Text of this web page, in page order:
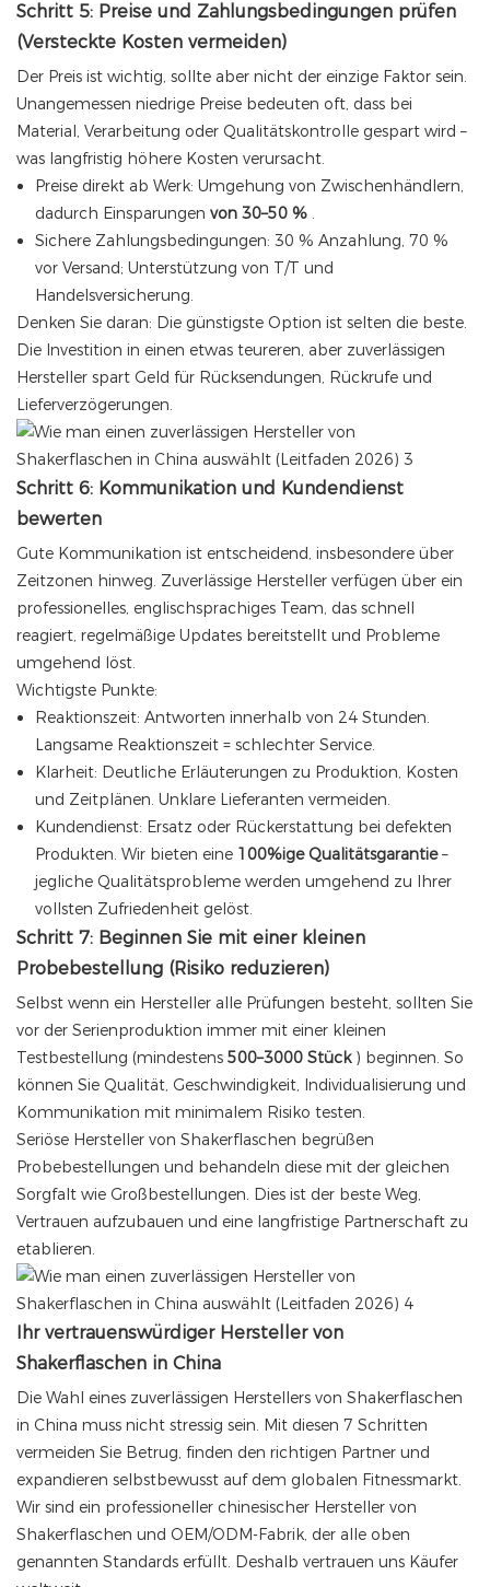
Schritt 5: Preise und Zahlungsbedingungen prüfen
(Versteckte Kosten vermeiden)
Der Preis ist wichtig, sollte aber nicht der einzige Faktor sein.
Unangemessen niedrige Preise bedeuten oft, dass bei
Material, Verarbeitung oder Qualitätskontrolle gespart wird –
was langfristig höhere Kosten verursacht.
Preise direkt ab Werk: Umgehung von Zwischenhändlern,
dadurch Einsparungen von 30–50 %.
Sichere Zahlungsbedingungen: 30 % Anzahlung, 70 %
vor Versand; Unterstützung von T/T und
Handelsversicherung.
Denken Sie daran: Die günstigste Option ist selten die beste.
Die Investition in einen etwas teureren, aber zuverlässigen
Hersteller spart Geld für Rücksendungen, Rückrufe und
Lieferverzögerungen.
Schritt 6: Kommunikation und Kundendienst
bewerten
Gute Kommunikation ist entscheidend, insbesondere über
Zeitzonen hinweg. Zuverlässige Hersteller verfügen über ein
professionelles, englischsprachiges Team, das schnell
reagiert, regelmäßige Updates bereitstellt und Probleme
umgehend löst.
Wichtigste Punkte:
Reaktionszeit: Antworten innerhalb von 24 Stunden.
Langsame Reaktionszeit = schlechter Service.
Klarheit: Deutliche Erläuterungen zu Produktion, Kosten
und Zeitplänen. Unklare Lieferanten vermeiden.
Kundendienst: Ersatz oder Rückerstattung bei defekten
Produkten. Wir bieten eine 100%ige Qualitätsgarantie–
jegliche Qualitätsprobleme werden umgehend zu Ihrer
vollsten Zufriedenheit gelöst.
Schritt 7: Beginnen Sie mit einer kleinen
Probebestellung (Risiko reduzieren)
Selbst wenn ein Hersteller alle Prüfungen besteht, sollten Sie
vor der Serienproduktion immer mit einer kleinen
Testbestellung (mindestens 500–3000 Stück) beginnen. So
können Sie Qualität, Geschwindigkeit, Individualisierung und
Kommunikation mit minimalem Risiko testen.
Seriöse Hersteller von Shakerflaschen begrüßen
Probebestellungen und behandeln diese mit der gleichen
Sorgfalt wie Großbestellungen. Dies ist der beste Weg,
Vertrauen aufzubauen und eine langfristige Partnerschaft zu
etablieren.
Ihr vertrauenswürdiger Hersteller von
Shakerflaschen in China
Die Wahl eines zuverlässigen Herstellers von Shakerflaschen
in China muss nicht stressig sein. Mit diesen 7 Schritten
vermeiden Sie Betrug, finden den richtigen Partner und
expandieren selbstbewusst auf dem globalen Fitnessmarkt.
Wir sind ein professioneller chinesischer Hersteller von
Shakerflaschen und OEM/ODM-Fabrik, der alle oben
genannten Standards erfüllt. Deshalb vertrauen uns Käufer